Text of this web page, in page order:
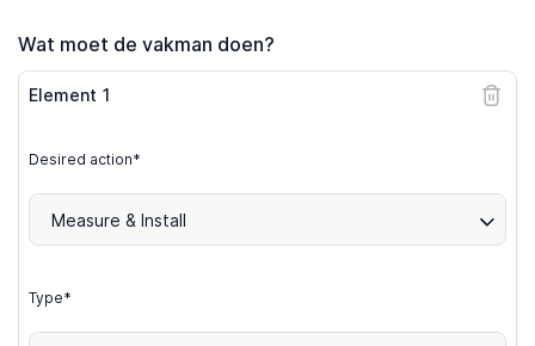
Wat moet de vakman doen?
Element 1
Desired action*
Measure & Install
Type*